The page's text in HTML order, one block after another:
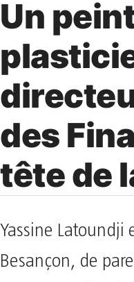
Un
des
tête de
Yassine Latoundji
Besançon, de